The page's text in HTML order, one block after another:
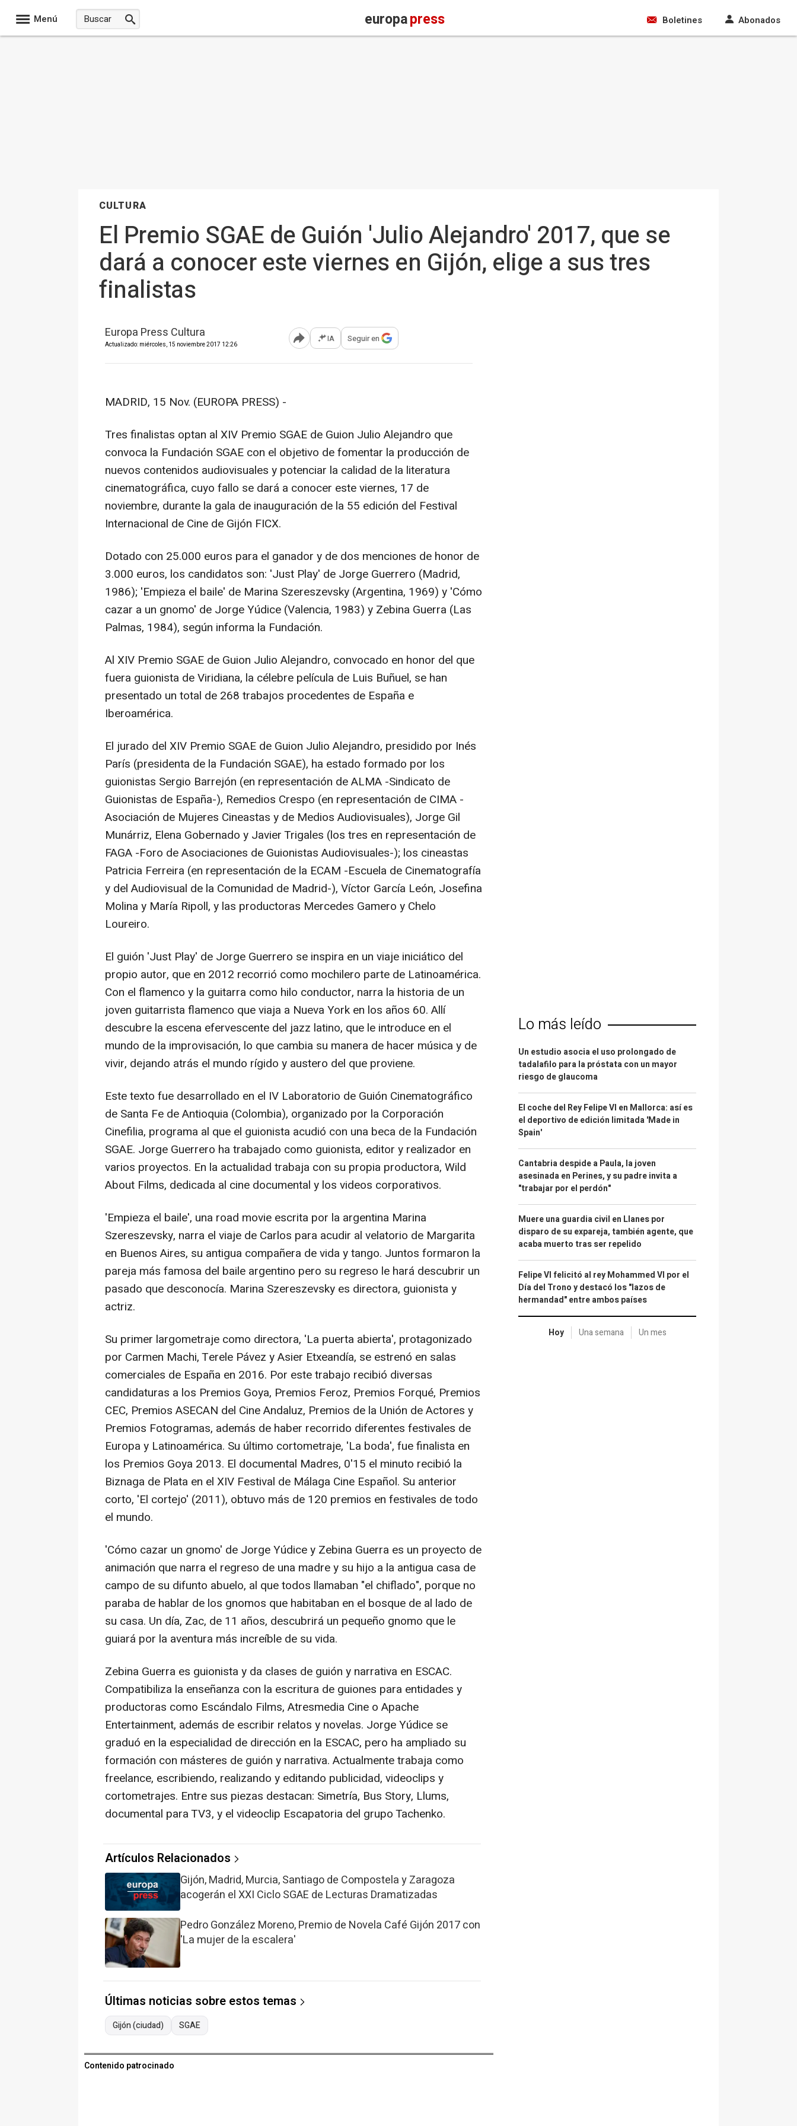
Menú europapress Boletines Abonados
CULTURA
El Premio SGAE de Guión 'Julio Alejandro' 2017, que se
dará a conocer este viernes en Gijón, elige a sus tres
finalistas
Europa Press Cultura
Actualizado: miércoles, 15 noviembre 2017 12:26 Abrir opciones para compartir
IA Seguir en
MADRID, 15 Nov. (EUROPA PRESS) -
Tres finalistas optan al XIV Premio SGAE de Guion Julio Alejandro que
convoca la Fundación SGAE con el objetivo de fomentar la producción de
nuevos contenidos audiovisuales y potenciar la calidad de la literatura
cinematográfica, cuyo fallo se dará a conocer este viernes, 17 de
noviembre, durante la gala de inauguración de la 55 edición del Festival
Internacional de Cine de Gijón FICX.
Dotado con 25.000 euros para el ganador y de dos menciones de honor de
3.000 euros, los candidatos son: 'Just Play' de Jorge Guerrero (Madrid,
1986); 'Empieza el baile' de Marina Szereszevsky (Argentina, 1969) y 'Cómo
cazar a un gnomo' de Jorge Yúdice (Valencia, 1983) y Zebina Guerra (Las
Palmas, 1984), según informa la Fundación.
Al XIV Premio SGAE de Guion Julio Alejandro, convocado en honor del que
fuera guionista de Viridiana, la célebre película de Luis Buñuel, se han
presentado un total de 268 trabajos procedentes de España e
Iberoamérica.
El jurado del XIV Premio SGAE de Guion Julio Alejandro, presidido por Inés
París (presidenta de la Fundación SGAE), ha estado formado por los
guionistas Sergio Barrejón (en representación de ALMA -Sindicato de
Guionistas de España-), Remedios Crespo (en representación de CIMA -
Asociación de Mujeres Cineastas y de Medios Audiovisuales), Jorge Gil
Munárriz, Elena Gobernado y Javier Trigales (los tres en representación de
FAGA -Foro de Asociaciones de Guionistas Audiovisuales-); los cineastas
Patricia Ferreira (en representación de la ECAM -Escuela de Cinematografía
y del Audiovisual de la Comunidad de Madrid-), Víctor García León, Josefina
Molina y María Ripoll, y las productoras Mercedes Gamero y Chelo
Loureiro.
El guión 'Just Play' de Jorge Guerrero se inspira en un viaje iniciático del
propio autor, que en 2012 recorrió como mochilero parte de Latinoamérica.
Con el flamenco y la guitarra como hilo conductor, narra la historia de un
joven guitarrista flamenco que viaja a Nueva York en los años 60. Allí
descubre la escena efervescente del jazz latino, que le introduce en el
mundo de la improvisación, lo que cambia su manera de hacer música y de
vivir, dejando atrás el mundo rígido y austero del que proviene.
Este texto fue desarrollado en el IV Laboratorio de Guión Cinematográfico
de Santa Fe de Antioquia (Colombia), organizado por la Corporación
Cinefilia, programa al que el guionista acudió con una beca de la Fundación
SGAE. Jorge Guerrero ha trabajado como guionista, editor y realizador en
varios proyectos. En la actualidad trabaja con su propia productora, Wild
About Films, dedicada al cine documental y los videos corporativos.
'Empieza el baile', una road movie escrita por la argentina Marina
Szereszevsky, narra el viaje de Carlos para acudir al velatorio de Margarita
en Buenos Aires, su antigua compañera de vida y tango. Juntos formaron la
pareja más famosa del baile argentino pero su regreso le hará descubrir un
pasado que desconocía. Marina Szereszevsky es directora, guionista y
actriz.
Su primer largometraje como directora, 'La puerta abierta', protagonizado
por Carmen Machi, Terele Pávez y Asier Etxeandía, se estrenó en salas
comerciales de España en 2016. Por este trabajo recibió diversas
candidaturas a los Premios Goya, Premios Feroz, Premios Forqué, Premios
CEC, Premios ASECAN del Cine Andaluz, Premios de la Unión de Actores y
Premios Fotogramas, además de haber recorrido diferentes festivales de
Europa y Latinoamérica. Su último cortometraje, 'La boda', fue finalista en
los Premios Goya 2013. El documental Madres, 0'15 el minuto recibió la
Biznaga de Plata en el XIV Festival de Málaga Cine Español. Su anterior
corto, 'El cortejo' (2011), obtuvo más de 120 premios en festivales de todo
el mundo.
'Cómo cazar un gnomo' de Jorge Yúdice y Zebina Guerra es un proyecto de
animación que narra el regreso de una madre y su hijo a la antigua casa de
campo de su difunto abuelo, al que todos llamaban "el chiflado", porque no
paraba de hablar de los gnomos que habitaban en el bosque de al lado de
su casa. Un día, Zac, de 11 años, descubrirá un pequeño gnomo que le
guiará por la aventura más increíble de su vida.
Zebina Guerra es guionista y da clases de guión y narrativa en ESCAC.
Compatibiliza la enseñanza con la escritura de guiones para entidades y
productoras como Escándalo Films, Atresmedia Cine o Apache
Entertainment, además de escribir relatos y novelas. Jorge Yúdice se
graduó en la especialidad de dirección en la ESCAC, pero ha ampliado su
formación con másteres de guión y narrativa. Actualmente trabaja como
freelance, escribiendo, realizando y editando publicidad, videoclips y
cortometrajes. Entre sus piezas destacan: Simetría, Bus Story, Llums,
documental para TV3, y el videoclip Escapatoria del grupo Tachenko.
Artículos Relacionados
Gijón, Madrid, Murcia, Santiago de Compostela y Zaragoza
acogerán el XXI Ciclo SGAE de Lecturas Dramatizadas
Pedro González Moreno, Premio de Novela Café Gijón 2017 con
'La mujer de la escalera'
Últimas noticias sobre estos temas
Gijón (ciudad) SGAE
Contenido patrocinado
Lo más leído
Un estudio asocia el uso prolongado de
tadalafilo para la próstata con un mayor
riesgo de glaucoma
El coche del Rey Felipe VI en Mallorca: así es
el deportivo de edición limitada 'Made in
Spain'
Cantabria despide a Paula, la joven
asesinada en Perines, y su padre invita a
"trabajar por el perdón"
Muere una guardia civil en Llanes por
disparo de su expareja, también agente, que
acaba muerto tras ser repelido
Felipe VI felicitó al rey Mohammed VI por el
Día del Trono y destacó los "lazos de
hermandad" entre ambos países
Hoy Una semana Un mes